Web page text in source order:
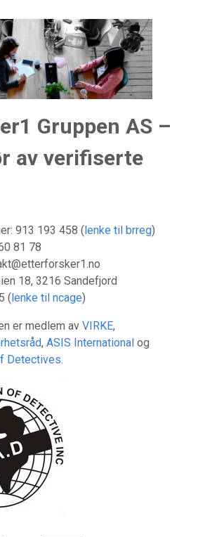
Gruppen AS –
av verifiserte
913 193 458 (lenke til brreg)
81 78
18, 3216 Sandefjord
(lenke til ncage)
er medlem av VIRKE,
, ASIS International og
Detectives